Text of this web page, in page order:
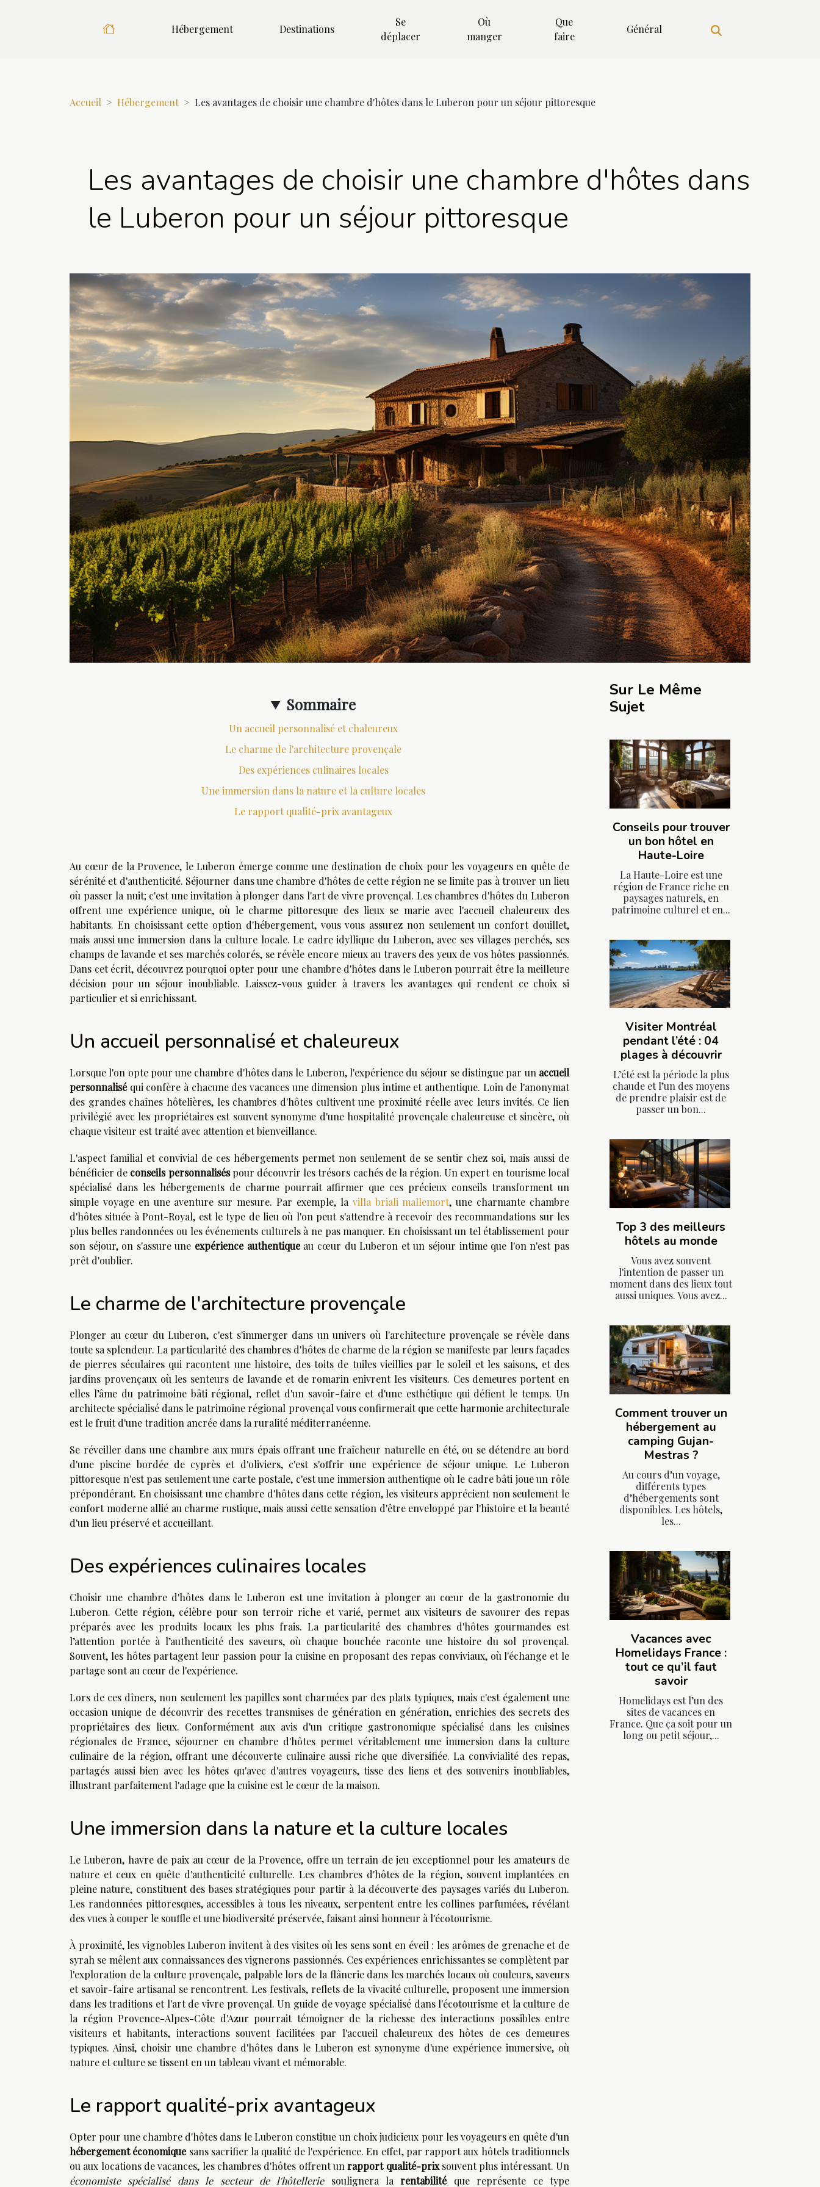
Hébergement Destinations
Se
déplacer
Où
manger
Que
faire
Général
Accueil Hébergement Les avantages de choisir une chambre d'hôtes dans le Luberon pour un séjour pittoresque
Les avantages de choisir une chambre d'hôtes dans
le Luberon pour un séjour pittoresque
Sommaire
Un accueil personnalisé et chaleureux
Le charme de l'architecture provençale
Des expériences culinaires locales
Une immersion dans la nature et la culture locales
Le rapport qualité-prix avantageux
Au cœur de la Provence, le Luberon émerge comme une destination de choix pour les voyageurs en quête de
sérénité et d'authenticité. Séjourner dans une chambre d'hôtes de cette région ne se limite pas à trouver un lieu
où passer la nuit; c'est une invitation à plonger dans l'art de vivre provençal. Les chambres d'hôtes du Luberon
offrent une expérience unique, où le charme pittoresque des lieux se marie avec l'accueil chaleureux des
habitants. En choisissant cette option d'hébergement, vous vous assurez non seulement un confort douillet,
mais aussi une immersion dans la culture locale. Le cadre idyllique du Luberon, avec ses villages perchés, ses
champs de lavande et ses marchés colorés, se révèle encore mieux au travers des yeux de vos hôtes passionnés.
Dans cet écrit, découvrez pourquoi opter pour une chambre d'hôtes dans le Luberon pourrait être la meilleure
décision pour un séjour inoubliable. Laissez-vous guider à travers les avantages qui rendent ce choix si
particulier et si enrichissant.
Un accueil personnalisé et chaleureux
Lorsque l'on opte pour une chambre d'hôtes dans le Luberon, l'expérience du séjour se distingue par un accueil
personnaliséqui confère à chacune des vacances une dimension plus intime et authentique. Loin de l'anonymat
des grandes chaînes hôtelières, les chambres d'hôtes cultivent une proximité réelle avec leurs invités. Ce lien
privilégié avec les propriétaires est souvent synonyme d'une hospitalité provençale chaleureuse et sincère, où
chaque visiteur est traité avec attention et bienveillance.
L'aspect familial et convivial de ces hébergements permet non seulement de se sentir chez soi, mais aussi de
bénéficier de conseils personnaliséspour découvrir les trésors cachés de la région. Un expert en tourisme local
spécialisé dans les hébergements de charme pourrait affirmer que ces précieux conseils transforment un
simple voyage en une aventure sur mesure. Par exemple, la villa briali mallemort, une charmante chambre
d'hôtes située à Pont-Royal, est le type de lieu où l'on peut s'attendre à recevoir des recommandations sur les
plus belles randonnées ou les événements culturels à ne pas manquer. En choisissant un tel établissement pour
son séjour, on s'assure une expérience authentiqueau cœur du Luberon et un séjour intime que l'on n'est pas
prêt d'oublier.
Le charme de l'architecture provençale
Plonger au cœur du Luberon, c'est s'immerger dans un univers où l'architecture provençale se révèle dans
toute sa splendeur. La particularité des chambres d'hôtes de charme de la région se manifeste par leurs façades
de pierres séculaires qui racontent une histoire, des toits de tuiles vieillies par le soleil et les saisons, et des
jardins provençaux où les senteurs de lavande et de romarin enivrent les visiteurs. Ces demeures portent en
elles l’âme du patrimoine bâti régional, reflet d'un savoir-faire et d'une esthétique qui défient le temps. Un
architecte spécialisé dans le patrimoine régional provençal vous confirmerait que cette harmonie architecturale
est le fruit d'une tradition ancrée dans la ruralité méditerranéenne.
Se réveiller dans une chambre aux murs épais offrant une fraîcheur naturelle en été, ou se détendre au bord
d'une piscine bordée de cyprès et d'oliviers, c'est s'offrir une expérience de séjour unique. Le Luberon
pittoresque n'est pas seulement une carte postale, c'est une immersion authentique où le cadre bâti joue un rôle
prépondérant. En choisissant une chambre d'hôtes dans cette région, les visiteurs apprécient non seulement le
confort moderne allié au charme rustique, mais aussi cette sensation d'être enveloppé par l'histoire et la beauté
d'un lieu préservé et accueillant.
Des expériences culinaires locales
Choisir une chambre d'hôtes dans le Luberon est une invitation à plonger au cœur de la gastronomie du
Luberon. Cette région, célèbre pour son terroir riche et varié, permet aux visiteurs de savourer des repas
préparés avec les produits locaux les plus frais. La particularité des chambres d'hôtes gourmandes est
l’attention portée à l’authenticité des saveurs, où chaque bouchée raconte une histoire du sol provençal.
Souvent, les hôtes partagent leur passion pour la cuisine en proposant des repas conviviaux, où l'échange et le
partage sont au cœur de l'expérience.
Lors de ces dîners, non seulement les papilles sont charmées par des plats typiques, mais c'est également une
occasion unique de découvrir des recettes transmises de génération en génération, enrichies des secrets des
propriétaires des lieux. Conformément aux avis d'un critique gastronomique spécialisé dans les cuisines
régionales de France, séjourner en chambre d'hôtes permet véritablement une immersion dans la culture
culinaire de la région, offrant une découverte culinaire aussi riche que diversifiée. La convivialité des repas,
partagés aussi bien avec les hôtes qu'avec d'autres voyageurs, tisse des liens et des souvenirs inoubliables,
illustrant parfaitement l'adage que la cuisine est le cœur de la maison.
Une immersion dans la nature et la culture locales
Le Luberon, havre de paix au cœur de la Provence, offre un terrain de jeu exceptionnel pour les amateurs de
nature et ceux en quête d'authenticité culturelle. Les chambres d'hôtes de la région, souvent implantées en
pleine nature, constituent des bases stratégiques pour partir à la découverte des paysages variés du Luberon.
Les randonnées pittoresques, accessibles à tous les niveaux, serpentent entre les collines parfumées, révélant
des vues à couper le souffle et une biodiversité préservée, faisant ainsi honneur à l'écotourisme.
À proximité, les vignobles Luberon invitent à des visites où les sens sont en éveil : les arômes de grenache et de
syrah se mêlent aux connaissances des vignerons passionnés. Ces expériences enrichissantes se complètent par
l'exploration de la culture provençale, palpable lors de la flânerie dans les marchés locaux où couleurs, saveurs
et savoir-faire artisanal se rencontrent. Les festivals, reflets de la vivacité culturelle, proposent une immersion
dans les traditions et l'art de vivre provençal. Un guide de voyage spécialisé dans l'écotourisme et la culture de
la région Provence-Alpes-Côte d'Azur pourrait témoigner de la richesse des interactions possibles entre
visiteurs et habitants, interactions souvent facilitées par l'accueil chaleureux des hôtes de ces demeures
typiques. Ainsi, choisir une chambre d'hôtes dans le Luberon est synonyme d'une expérience immersive, où
nature et culture se tissent en un tableau vivant et mémorable.
Le rapport qualité-prix avantageux
Opter pour une chambre d'hôtes dans le Luberon constitue un choix judicieux pour les voyageurs en quête d'un
hébergement économiquesans sacrifier la qualité de l'expérience. En effet, par rapport aux hôtels traditionnels
ou aux locations de vacances, les chambres d'hôtes offrent unrapport qualité-prixsouvent plus intéressant. Un
économiste spécialisé dans le secteur de l'hôtelleriesoulignera larentabilitéque représente ce type
Sur Le Même
Sujet
Conseils pour trouver
un bon hôtel en
Haute-Loire
La Haute-Loire est une
région de France riche en
paysages naturels, en
patrimoine culturel et en...
Visiter Montréal
pendant l’été : 04
plages à découvrir
L’été est la période la plus
chaude et l’un des moyens
de prendre plaisir est de
passer un bon...
Top 3 des meilleurs
hôtels au monde
Vous avez souvent
l'intention de passer un
moment dans des lieux tout
aussi uniques. Vous avez...
Comment trouver un
hébergement au
camping Gujan-
Mestras ?
Au cours d’un voyage,
différents types
d’hébergements sont
disponibles. Les hôtels,
les...
Vacances avec
Homelidays France :
tout ce qu’il faut
savoir
Homelidays est l’un des
sites de vacances en
France. Que ça soit pour un
long ou petit séjour,...